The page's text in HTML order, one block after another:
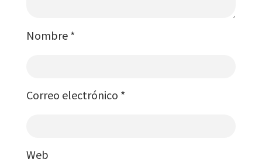
Nombre *
Correo electrónico *
Web